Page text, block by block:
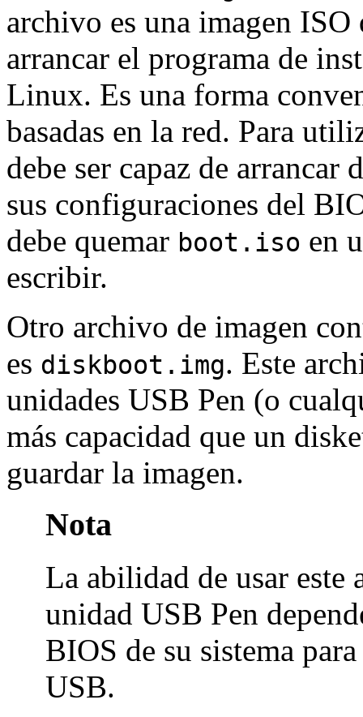
archivo es una imagen
arrancar el programa de
Linux. Es una forma
basadas en la red. Para
debe ser capaz de
sus configuraciones del
debe quemar boot.iso en
escribir.
Otro archivo de imagen
es diskboot.img. Este
unidades USB Pen (o
más capacidad que un
guardar la imagen.
Nota
La abilidad de usar este
unidad USB Pen
BIOS de su sistema
USB.